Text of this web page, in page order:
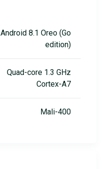
Android 8.1 Oreo (Go
edition)
Quad-core 1.3 GHz
Cortex-A7
Mali-400